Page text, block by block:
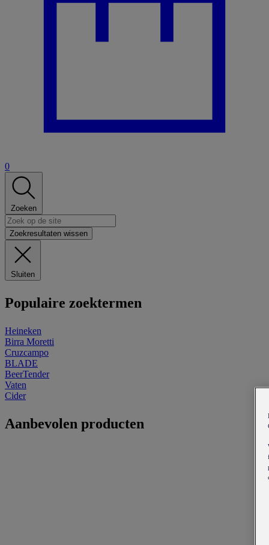
0
Zoeken
Zoekresultaten wissen
Sluiten
Populaire zoektermen
Heineken
Birra Moretti
Cruzcampo
BLADE
BeerTender
Vaten
Cider
Aanbevolen producten